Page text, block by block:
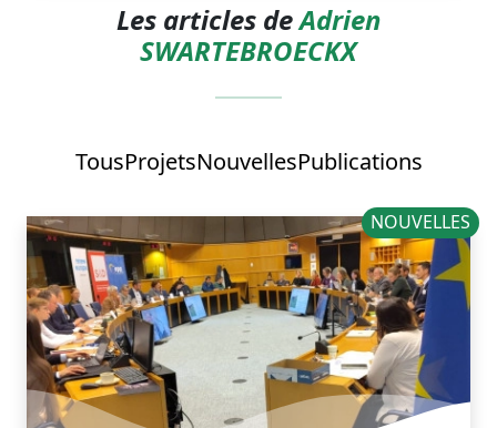
Les articles deAdrien
SWARTEBROECKX
TousProjetsNouvellesPublications
NOUVELLES